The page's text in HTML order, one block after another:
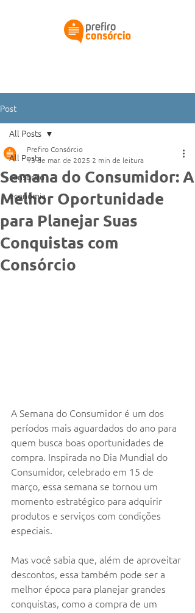
Post
All Posts
consorcio
economia
All Posts
Semana do Consumidor: A
Melhor Oportunidade
para Planejar Suas
Conquistas com
Consórcio
Prefiro Consórcio
13 de mar. de 2025 2 min de leitura
A Semana do Consumidor é um dos
períodos mais aguardados do ano para
quem busca boas oportunidades de
compra. Inspirada no Dia Mundial do
Consumidor, celebrado em 15 de
março, essa semana se tornou um
momento estratégico para adquirir
produtos e serviços com condições
especiais.
Mas você sabia que, além de aproveitar
descontos, essa também pode ser a
melhor época para planejar grandes
conquistas, como a compra de um